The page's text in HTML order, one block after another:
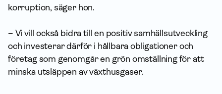
korruption, säger hon.
– Vi vill också bidra till en positiv samhällsutveckling
och investerar därför i hållbara obligationer och
företag som genomgår en grön omställning för att
minska utsläppen av växthusgaser.